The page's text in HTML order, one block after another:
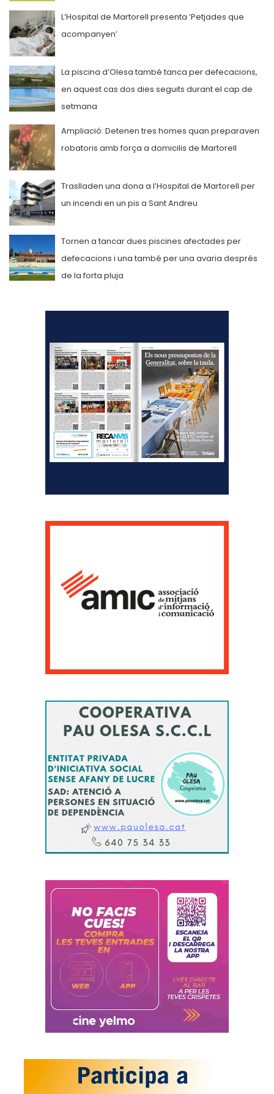
L’Hospital de Martorell presenta ‘Petjades que
acompanyen’
La piscina d’Olesa també tanca per defecacions,
en aquest cas dos dies seguits durant el cap de
setmana
Ampliació: Detenen tres homes quan preparaven
robatoris amb força a domicilis de Martorell
Traslladen una dona a l’Hospital de Martorell per
un incendi en un pis a Sant Andreu
Tornen a tancar dues piscines afectades per
defecacions i una també per una avaria després
de la forta pluja